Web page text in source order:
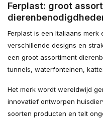
Ferplast: groot
Ferplast is een Italiaans merk
verschillende designs en
een groot assortiment
tunnels, waterfonteinen,
Het merk wordt wereldwijd
innovatief ontworpen
soorten producten en telt